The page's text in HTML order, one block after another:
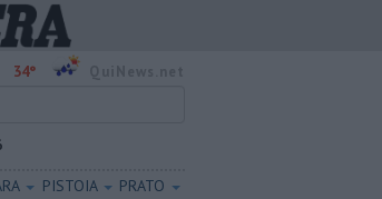
34°
PISTOIA PRATO